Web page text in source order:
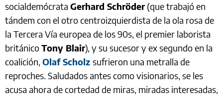
socialdemócrata Gerhard Schröder(que trabajó en
tándem con el otro centroizquierdista de la ola rosa de
la Tercera Vía europea de los 90s, el premier laborista
británicoTony Blair), y su sucesor y ex segundo en la
coalición, Olaf Scholz sufrieron una metralla de
reproches. Saludados antes como visionarios, se les
acusa ahora de cortedad de miras, miradas interesadas,